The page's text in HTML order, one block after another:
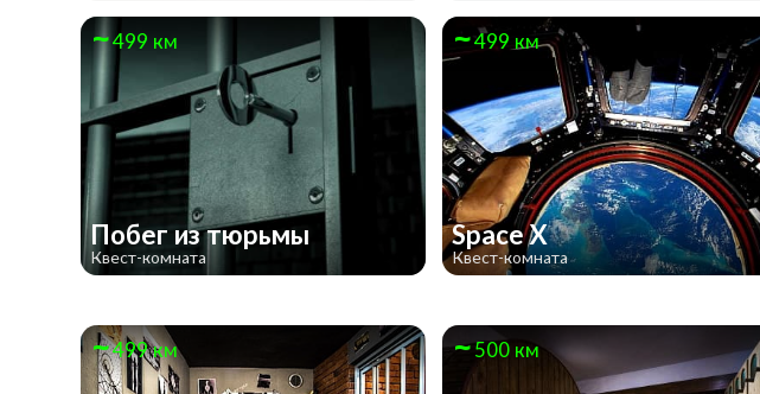
499 км
Побег из тюрьмы
Квест-комната
499 км
Space X
Квест-комната
499 км 500 км